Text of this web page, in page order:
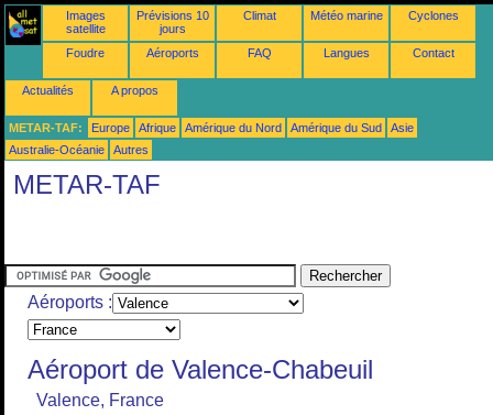
Images
satellite
Prévisions 10
jours
Climat Météo marine Cyclones
Foudre Aéroports FAQ Langues Contact
Actualités A propos
METAR-TAF: Europe Afrique Amérique du Nord Amérique du Sud
Asie
Australie-Océanie
Autres
METAR-TAF
Aéroports :
Aéroport de Valence-Chabeuil
Valence, France